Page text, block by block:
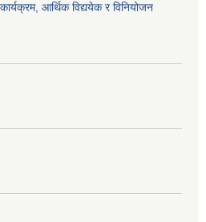
आर्थिक विद्ययेक र विनियोजन